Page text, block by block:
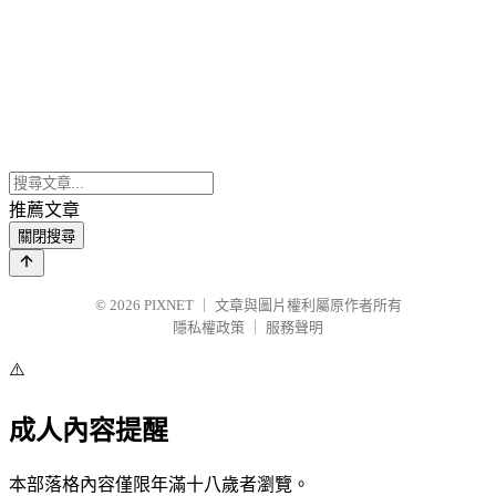
推薦文章
關閉搜尋
© 2026 PIXNET
文章與圖片權利屬原作者所有
隱私權政策
服務聲明
⚠️
成人內容提醒
本部落格內容僅限年滿十八歲者瀏覽。